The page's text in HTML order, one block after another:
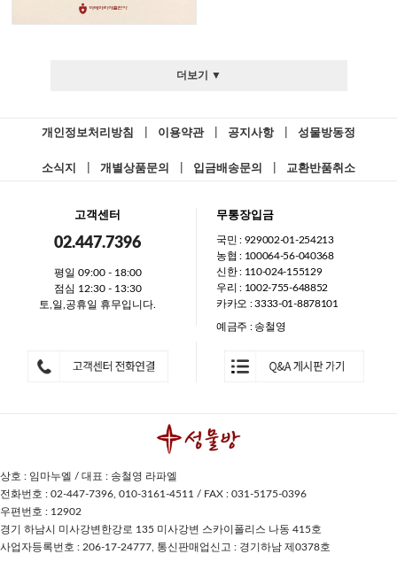
더보기 ▼
개인정보처리방침 이용약관 공지사항 성물방동정
소식지 개별상품문의 입금배송문의 교환반품취소
고객센터
02.447.7396
평일 09:00 - 18:00
점심 12:30 - 13:30
토,일,공휴일 휴무입니다.
무통장입금
국민 : 929002-01-254213
농협 : 100064-56-040368
신한 : 110-024-155129
우리 : 1002-755-648852
카카오 : 3333-01-8878101
예금주 : 송철영
상호 : 임마누엘 / 대표 : 송철영 라파엘
전화번호 : 02-447-7396, 010-3161-4511 / FAX : 031-5175-0396
우편번호 : 12902
경기 하남시 미사강변한강로 135 미사강변 스카이폴리스 나동 415호
사업자등록번호 : 206-17-24777, 통신판매업신고 : 경기하남 제0378호